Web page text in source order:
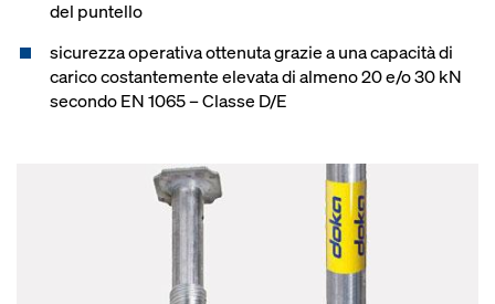
del puntello
sicurezza operativa ottenuta grazie a una capacità di
carico costantemente elevata di almeno 20 e/o 30 kN
secondo EN 1065 – Classe D/E